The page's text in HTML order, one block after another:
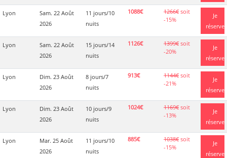
Lyon
Sam. 22 Août
2026
11 jours/10
nuits
1088€ 1266€ soit
-15%
Je
réserve
Lyon
Sam. 22 Août
2026
15 jours/14
nuits
1126€ 1399€ soit
-20%
Je
réserve
Lyon
Dim. 23 Août
2026
8 jours/7
nuits
913€ 1144€ soit
-21%
Je
réserve
Lyon
Dim. 23 Août
2026
10 jours/9
nuits
1024€ 1169€ soit
-13%
Je
réserve
Lyon
Mar. 25 Août
2026
11 jours/10
nuits
885€ 1038€ soit
-15%
Je
réserve